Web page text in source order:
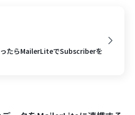
たらMailerLiteでSubscriberを